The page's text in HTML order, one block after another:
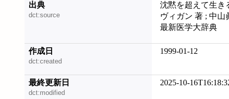
出典
dct:source
沈黙を超えて生き
ヴィガン 著 ; 中山
最新医学大辞典
作成日
dct:created
1999-01-12
最終更新日
dct:modified
2025-10-